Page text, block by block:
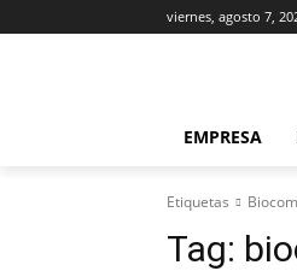
viernes, agosto 7,
EMPRESA
Etiquetas
Tag: